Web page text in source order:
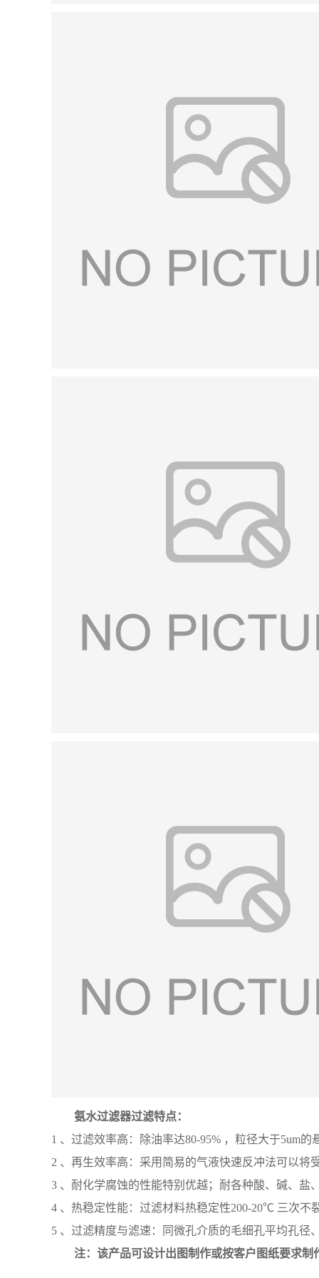
氨水过滤器过滤特点：
1 、过滤效率高：除油率达80-95% ，粒径大于5um的
2 、再生效率高：采用简易的气液快速反冲法可以
3 、耐化学腐蚀的性能特别优越；耐各种酸、碱、
4 、热稳定性能：过滤材料热稳定性200-20℃ 三次不
5 、过滤精度与滤速：同微孔介质的毛细孔平均孔径
注：该产品可设计出图制作或按客户图纸要求制